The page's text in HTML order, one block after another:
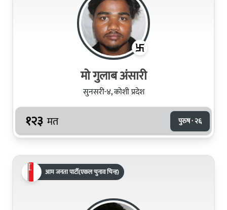
मो गुलाब अंसारी
सुनसरी-४, कोशी प्रदेश
१२३ मत पुरुष · २६
आम जनता पार्टी(एकल चुनाव चिन्ह)